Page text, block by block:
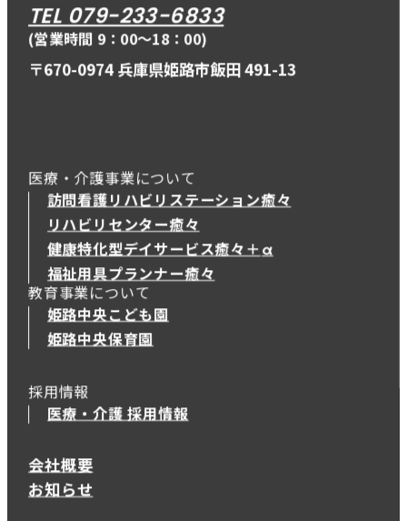
TEL 079-233-6833
(営業時間 9：00〜18：00)
〒670-0974 兵庫県姫路市飯田 491-13
医療・介護事業について
訪問看護リハビリステーション癒々
リハビリセンター癒々
健康特化型デイサービス癒々＋ α
健康特化型デイサービス癒々＋
福祉用具プランナー癒々
教育事業について
姫路中央こども園
姫路中央保育園
採用情報
医療・介護 採用情報
会社概要
お知らせ